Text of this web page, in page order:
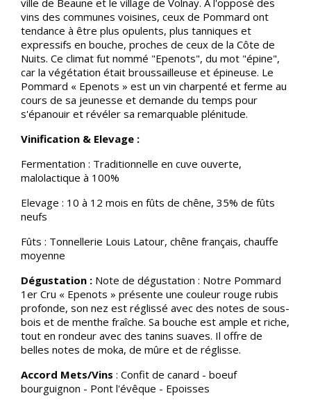
vins des communes voisines, ceux de Pommard ont
tendance à être plus opulents, plus tanniques et
expressifs en bouche, proches de ceux de la Côte de
Nuits. Ce climat fut nommé "Epenots", du mot "épine",
car la végétation était broussailleuse et épineuse. Le
Pommard « Epenots » est un vin charpenté et ferme au
cours de sa jeunesse et demande du temps pour
s'épanouir et révéler sa remarquable plénitude.
Vinification & Elevage :
Fermentation : Traditionnelle en cuve ouverte,
malolactique à 100%
Elevage : 10 à 12 mois en fûts de chêne, 35% de fûts
neufs
Fûts : Tonnellerie Louis Latour, chêne français, chauffe
moyenne
Dégustation : Note de dégustation : Notre Pommard
1er Cru « Epenots » présente une couleur rouge rubis
profonde, son nez est réglissé avec des notes de sous-
bois et de menthe fraîche. Sa bouche est ample et riche,
tout en rondeur avec des tanins suaves. Il offre de
belles notes de moka, de mûre et de réglisse.
Accord Mets/Vins : Confit de canard - boeuf
bourguignon - Pont l'évêque - Epoisses